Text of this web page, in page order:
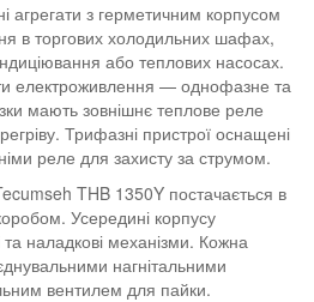
агрегати з герметичним корпусом
в торгових холодильних шафах,
або теплових насосах.
електроживлення — однофазне та
мають зовнішнє теплове реле
Трифазні пристрої оснащені
реле для захисту за струмом.
THB 1350Y постачається в
Усередині корпусу
та наладкові механізми. Кожна
нагнітальними
вентилем для пайки.